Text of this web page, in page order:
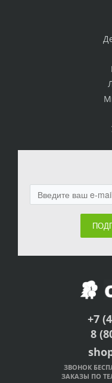
+7
8
ЗВОНОК
ЗАКАЗЫ ПО